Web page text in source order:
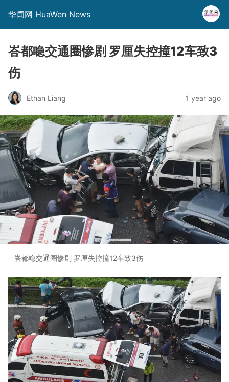
华闻网 HuaWen News
峇都喼交通圈惨剧 罗厘失控撞12车致3
伤
Ethan Liang 1 year ago
峇都喼交通圈惨剧 罗厘失控撞12车致3伤